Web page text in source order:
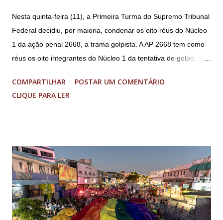
Nesta quinta-feira (11), a Primeira Turma do Supremo Tribunal
Federal decidiu, por maioria, condenar os oito réus do Núcleo
1 da ação penal 2668, a trama golpista. A AP 2668 tem como
réus os oito integrantes do Núcleo 1 da tentativa de golpe, ou
(PGR): o deputado federal Alexandre Ramagem, ex-diretor da
Agência Brasileira de Inteligência (Abin); o almirante Almir
Segurança Institucional (GSI); o tenente-coronel Mauro Cid,
ex-ajudante de ordens de Bolsonaro (réu-colaborador); o ex-
presidente da República Jair Bolsonaro; o general Paulo
Sérgio Nogueira, ex-ministro da Defesa; e o general da
reserva Walter Braga Netto, ex-ministro da Casa Civil e da
COMPARTILHAR
POSTAR UM COMENTÁRIO
CLIQUE PARA LER